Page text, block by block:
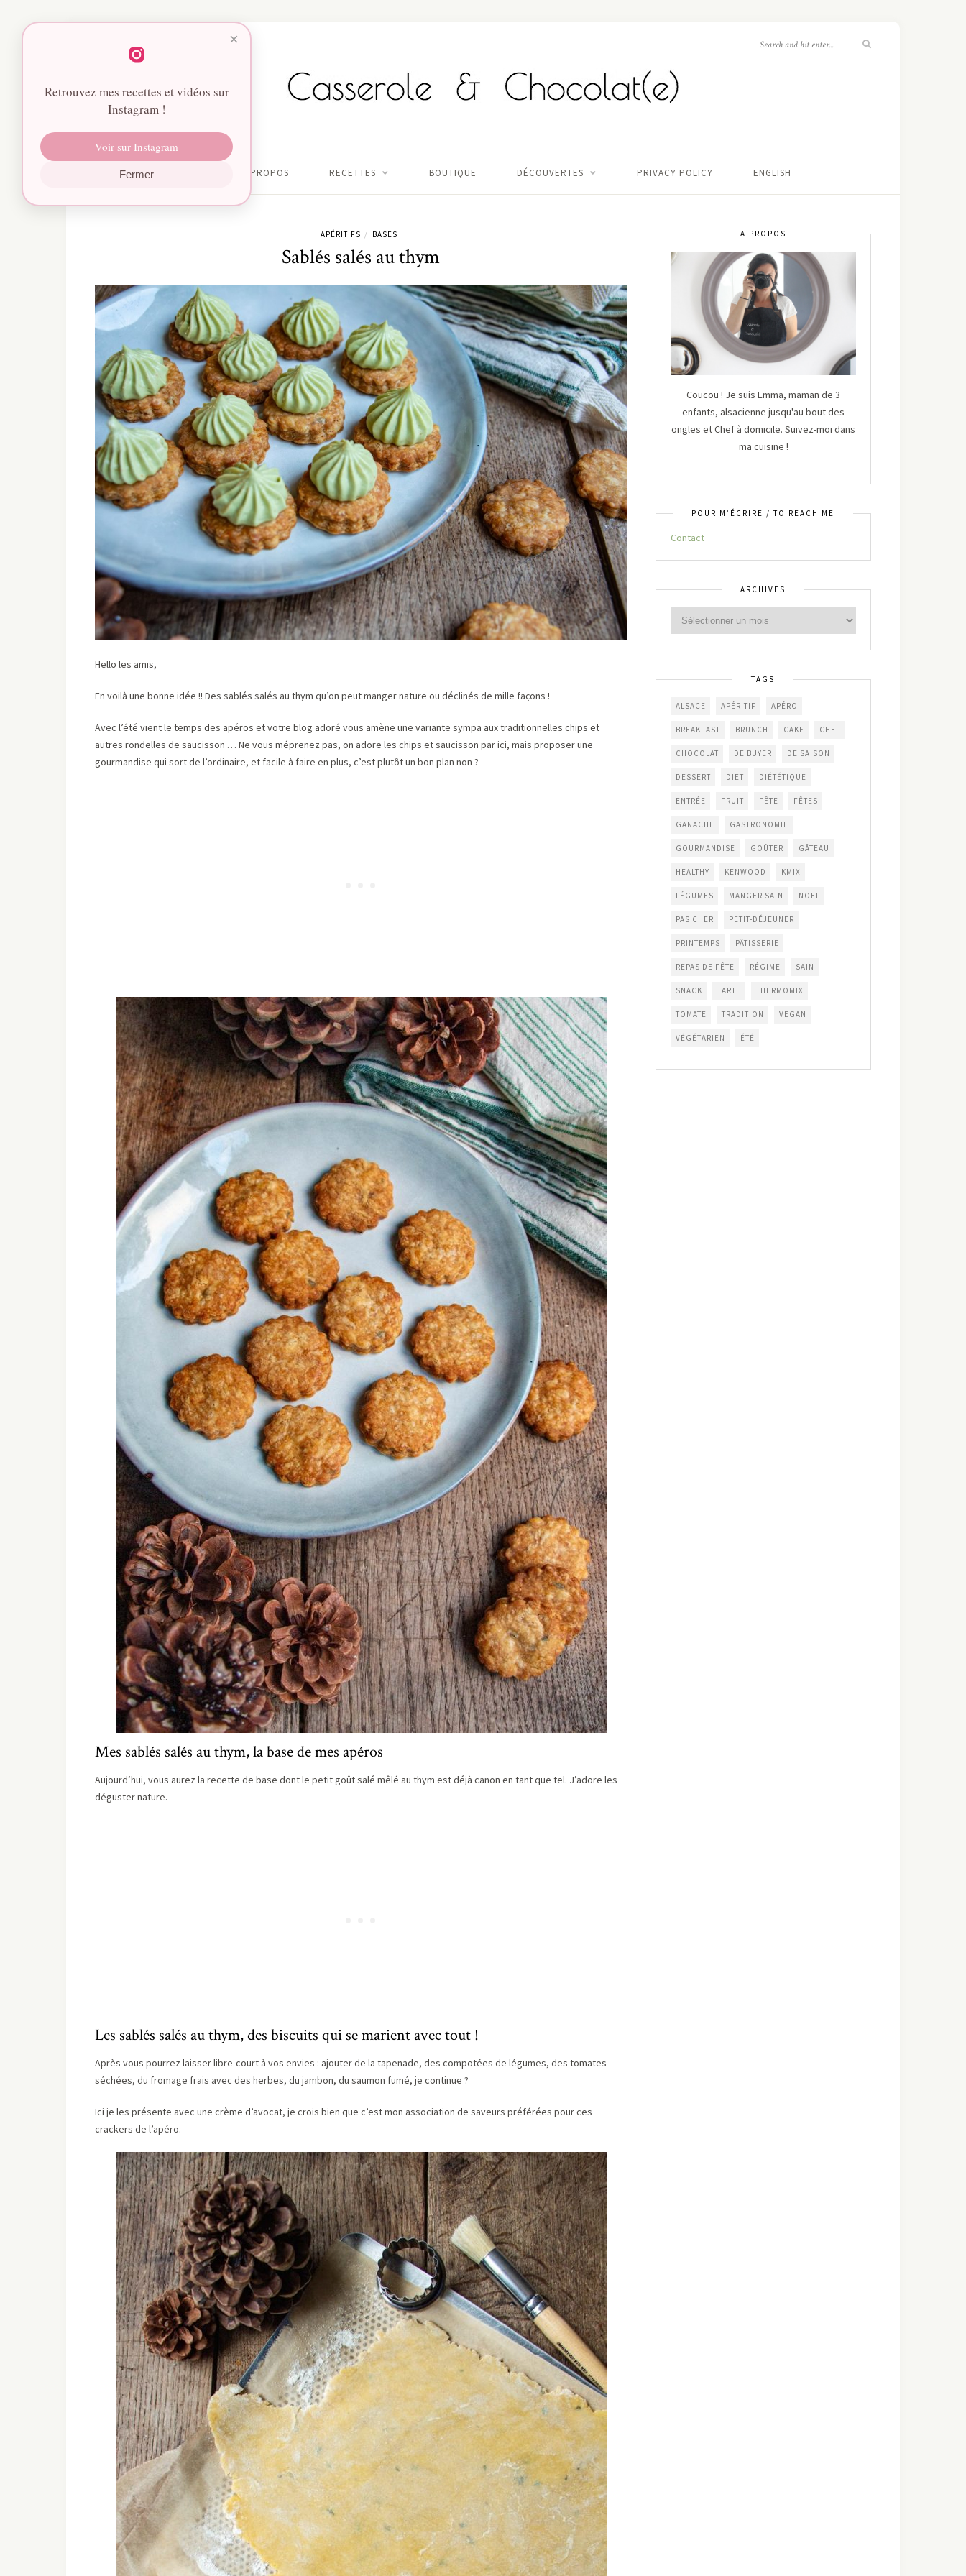
À PROPOS RECETTES BOUTIQUE DÉCOUVERTES PRIVACY POLICY ENGLISH
APÉRITIFS / BASES
Sablés salés au thym
Hello les amis,
En voilà une bonne idée !! Des sablés salés au thym qu’on peut manger nature ou déclinés de mille façons !
Avec l’été vient le temps des apéros et votre blog adoré vous amène une variante sympa aux traditionnelles chips et
autres rondelles de saucisson … Ne vous méprenez pas, on adore les chips et saucisson par ici, mais proposer une
gourmandise qui sort de l’ordinaire, et facile à faire en plus, c’est plutôt un bon plan non ?
Mes sablés salés au thym, la base de mes apéros
Aujourd’hui, vous aurez la recette de base dont le petit goût salé mêlé au thym est déjà canon en tant que tel. J’adore les
déguster nature.
Les sablés salés au thym, des biscuits qui se marient avec tout !
Après vous pourrez laisser libre-court à vos envies : ajouter de la tapenade, des compotées de légumes, des tomates
séchées, du fromage frais avec des herbes, du jambon, du saumon fumé, je continue ?
Ici je les présente avec une crème d’avocat, je crois bien que c’est mon association de saveurs préférées pour ces
crackers de l’apéro.
A PROPOS
Coucou ! Je suis Emma, maman de 3
enfants, alsacienne jusqu'au bout des
ongles et Chef à domicile. Suivez-moi dans
ma cuisine !
POUR M’ÉCRIRE / TO REACH ME
Contact
ARCHIVES
TAGS
ALSACE APÉRITIF APÉRO
BREAKFAST BRUNCH CAKE CHEF
CHOCOLAT DE BUYER DE SAISON
DESSERT DIET DIÉTÉTIQUE
ENTRÉE FRUIT FÊTE FÊTES
GANACHE GASTRONOMIE
GOURMANDISE GOÛTER GÂTEAU
HEALTHY KENWOOD KMIX
LÉGUMES MANGER SAIN NOEL
PAS CHER PETIT-DÉJEUNER
PRINTEMPS PÂTISSERIE
REPAS DE FÊTE RÉGIME SAIN
SNACK TARTE THERMOMIX
TOMATE TRADITION VEGAN
VÉGÉTARIEN ÉTÉ
×
Retrouvez mes recettes et vidéos sur
Instagram !
Voir sur Instagram
Fermer